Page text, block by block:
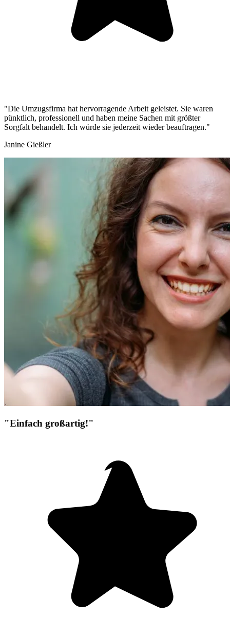
"Die Umzugsfirma hat hervorragende Arbeit geleistet. Sie waren
pünktlich, professionell und haben meine Sachen mit größter
Sorgfalt behandelt. Ich würde sie jederzeit wieder beauftragen."
Janine Gießler
"Einfach großartig!"